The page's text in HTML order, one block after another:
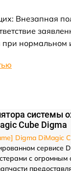
Внезапная
при нормальном
системы
Cube Digma
Digma DiMagic
сервисе
с огромным